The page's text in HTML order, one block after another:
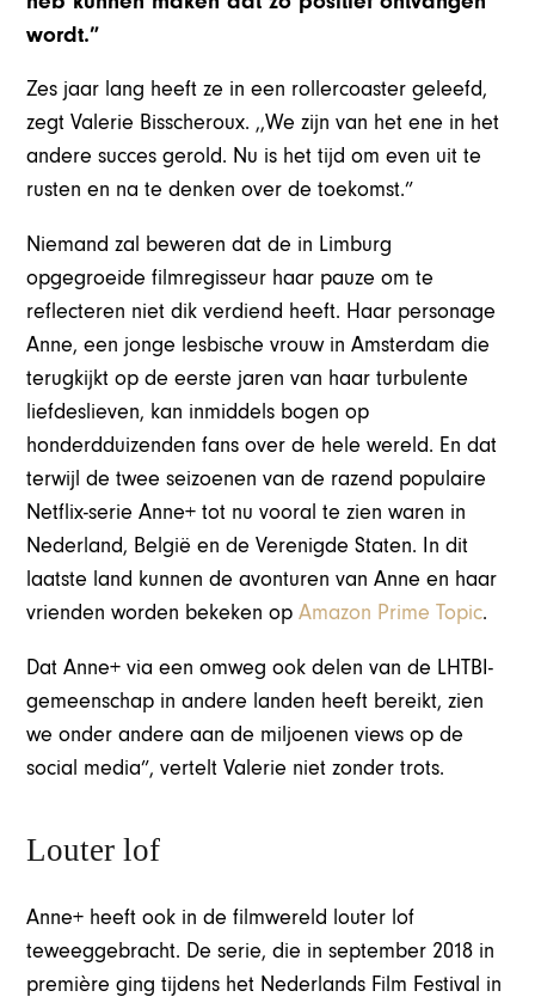
wordt.”
Zes jaar lang heeft ze in een rollercoaster geleefd,
zegt Valerie Bisscheroux. ,,We zijn van het ene in het
andere succes gerold. Nu is het tijd om even uit te
rusten en na te denken over de toekomst.”
Niemand zal beweren dat de in Limburg
opgegroeide filmregisseur haar pauze om te
reflecteren niet dik verdiend heeft. Haar personage
Anne, een jonge lesbische vrouw in Amsterdam die
terugkijkt op de eerste jaren van haar turbulente
liefdeslieven, kan inmiddels bogen op
honderdduizenden fans over de hele wereld. En dat
terwijl de twee seizoenen van de razend populaire
Netflix-serie Anne+ tot nu vooral te zien waren in
Nederland, België en de Verenigde Staten. In dit
laatste land kunnen de avonturen van Anne en haar
vrienden worden bekeken opAmazon Prime Topic.
Dat Anne+ via een omweg ook delen van de LHTBI-
gemeenschap in andere landen heeft bereikt, zien
we onder andere aan de miljoenen views op de
social media”, vertelt Valerie niet zonder trots.
Louter lof
Anne+ heeft ook in de filmwereld louter lof
teweeggebracht. De serie, die in september 2018 in
première ging tijdens het Nederlands Film Festival in